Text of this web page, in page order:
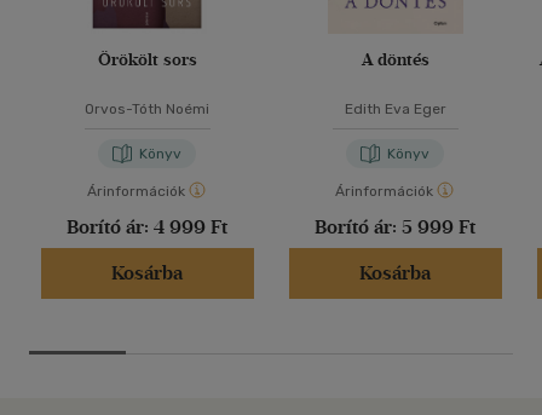
Örökölt sors
Orvos-Tóth Noémi
Könyv
Árinformációk
Borító ár: 4 999 Ft
Kosárba
A döntés
Edith Eva Eger
Könyv
Árinformációk
Borító ár: 5 999 Ft
Kosárba